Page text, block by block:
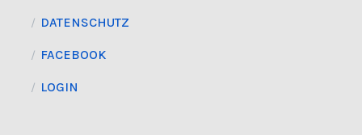
DATENSCHUTZ
FACEBOOK
LOGIN